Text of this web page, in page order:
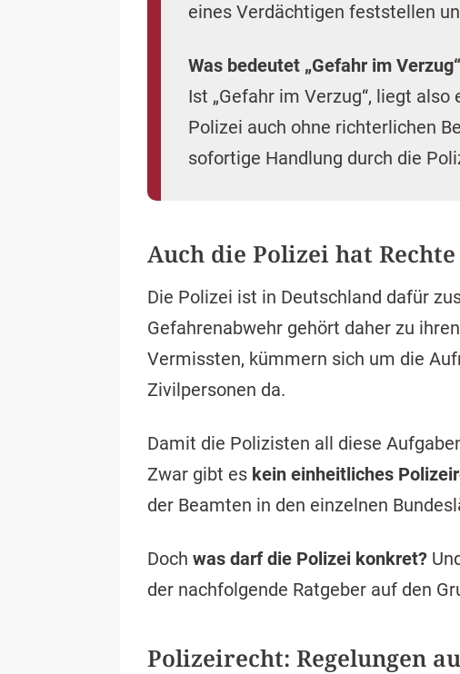
eines Verdächtigen feststellen
Was bedeutet „Gefahr im
Ist „Gefahr im Verzug“, liegt also
Polizei auch ohne richterlichen
sofortige Handlung durch die
Auch die Polizei hat
Die Polizei ist in Deutschland dafür
Gefahrenabwehr gehört daher zu
Vermissten, kümmern sich um die
Zivilpersonen da.
Damit die Polizisten all diese
Zwar gibt es kein einheitliches
der Beamten in den einzelnen
Doch was darf die Polizei konkret?
der nachfolgende Ratgeber auf den
Polizeirecht: Regelungen